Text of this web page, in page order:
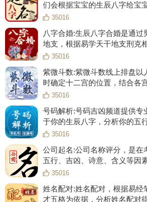
这时候对于水量的要求也就变了，只要没
也不怕，反正都是漂着呗。
（3）
咱们继续往下捋。
我是木，木生火。
木生火的前提条件是什么？
木的量是多少？
木是哪种木？
火又是哪种火？是阳光，还是火苗？还是
这里我就不给答案了，大家按照我前面的
吧。
们会根据宝宝的生辰八字给宝
数理起一个数理大吉的名字，
35016
八字合婚:生辰八字合婚是通
地支，根据易学天干地支刑克
八字、测姻缘，给你一份专业
35016
紫微斗数:紫微斗数线上排盘以
时确定十二宫的位置，结合各
108种斗数格局并辅以详细的
35016
号码解析:号码吉凶频道提供专
于你的生辰八字，分析你的五
结合81数理分析号码对于你的
35016
公司起名:公司名称评分，是在
五行、吉凶、诗意、含义等因
的“像”，“数”理论，对公司名
35016
姓名配对:姓名配对，根据易经
才五格为依据，分析姓名配对